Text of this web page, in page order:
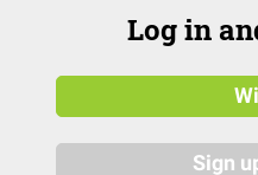
Log in
Sign